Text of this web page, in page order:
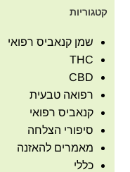
קטגוריות
שמן קנאביס רפואי
THC
CBD
רפואה טבעית
קנאביס רפואי
סיפורי הצלחה
מאמרים להאזנה
כללי